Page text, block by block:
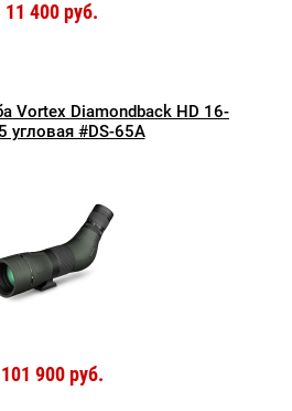
11 400 руб.
Vortex Diamondback HD 16-
угловая #DS-65A
101 900 руб.